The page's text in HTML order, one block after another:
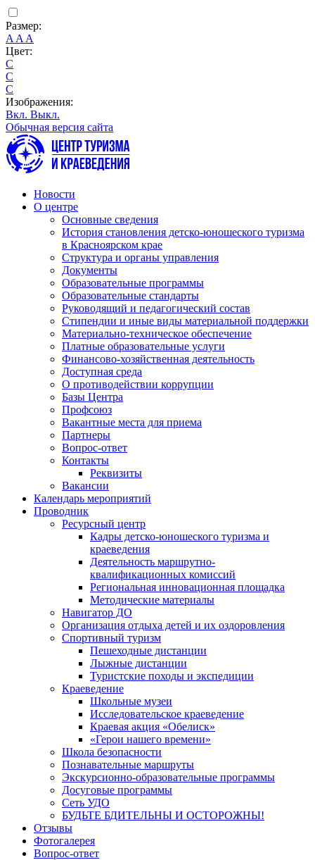
Размер:
A A A
Цвет:
C
C
C
Изображения:
Вкл. Выкл.
Обычная версия сайта
Новости
О центре
Основные сведения
История становления детско-юношеского туризма
в Красноярском крае
Структура и органы управления
Документы
Образовательные программы
Образовательные стандарты
Руководящий и педагогический состав
Стипендии и иные виды материальной поддержки
Материально-техническое обеспечение
Платные образовательные услуги
Финансово-хозяйственная деятельность
Доступная среда
О противодействии коррупции
Базы Центра
Профсоюз
Вакантные места для приема
Партнеры
Вопрос-ответ
Контакты
Реквизиты
Вакансии
Календарь мероприятий
Проводник
Ресурсный центр
Кадры детско-юношеского туризма и
краеведения
Деятельность маршрутно-
квалификационных комиссий
Региональная инновационная площадка
Методические материалы
Навигатор ДО
Организация отдыха детей и их оздоровления
Спортивный туризм
Пешеходные дистанции
Лыжные дистанции
Туристские походы и экспедиции
Краеведение
Школьные музеи
Исследовательское краеведение
Краевая акция «Обелиск»
«Герои нашего времени»
Школа безопасности
Познавательные маршруты
Экскурсионно-образовательные программы
Досуговые программы
Сеть УДО
БУДЬТЕ БДИТЕЛЬНЫ И ОСТОРОЖНЫ!
Отзывы
Фотогалерея
Вопрос-ответ